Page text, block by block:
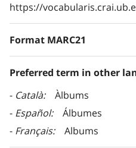
https://
Format MARC21
Preferred term in other
Català
Àlbums
Español
Álbumes
Français
Albums